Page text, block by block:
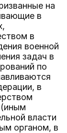
на
в
в
военной
задач в
по
в
власти
органом, в